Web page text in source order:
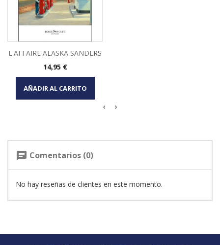
L'AFFAIRE ALASKA SANDERS
Precio
14,95 €
AÑADIR AL CARRITO
chat Comentarios (0)
No hay reseñas de clientes en este momento.